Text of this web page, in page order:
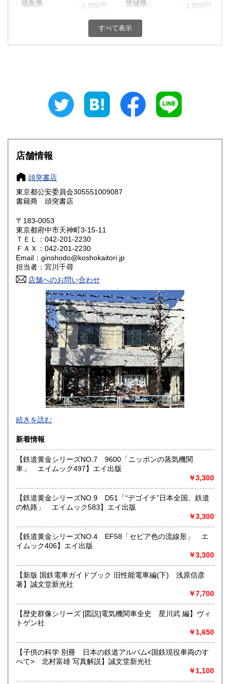
福島県 1,800円 茨城県 1,800円
1,800円 群馬県
埼玉県 千葉県
1,800円 富山県
1,800円 福井県
1,800円 1,800円
岐阜県
愛知県
滋賀県
大阪府 1,800円
奈良県 1,800円
鳥取県
1,800円 広島県
1,800円 徳島県
1,800円 愛媛県
1,800円 福岡県
1,800円 長崎県
1,800円 大分県
宮崎県
0円
すべて表示
店舗情報
頭突書店
東京都公安委員会305551009087
書籍商 頭突書店
〒183-0053
東京都府中市天神町3-15-11
ＴＥＬ：042-201-2230
ＦＡＸ：042-201-2230
Email：ginshodo@koshokaitori.jp
担当者：宮川千尋
店舗へのお問い合わせ
東京都では「銀装堂」として営業しております。
基本的には同じ書店となります。
★★ご質問、ご要望はご注文前にお問合せ下さい。★★
★★電話・FAXでの在庫、状態確認及びご注文には対応しま
せん。
すべての方にメールでのお問い合わせを御案内してい
★★メールでのお問い合わせは、用件のみの場合スパムメー
ルと判断して返信いたしません。お名前もお願いいたしま
沿線名：★★電話・FAXでの在庫、状態確認及びご注文には
対応しません。お電話を頂いてもすべての方にメールでのお
営業時間：(平日)10:00-17:00
定休日：土日祝休/臨時休業有
★出張買取・郵送買取(※要事前相談)致します。
お気軽にご相談ください。
取り扱い分野
近代文献、趣味、サブカルチャー、古書一般（その他）
続きを読む
新着情報
【鉄道黄金シリーズNO.7 9600「ニッポンの蒸気機関
車」 エイムック497】エイ出版
￥3,300
【鉄道黄金シリーズNO.9 D51「“デゴイチ”日本全国、鉄道
の軌路」 エイムック583】エイ出版
￥3,300
【鉄道黄金シリーズNO.4 EF58「セピア色の流線形」 エ
イムック406】エイ出版
￥3,300
【新版 国鉄電車ガイドブック 旧性能電車編(下) 浅原信彦
著】誠文堂新光社
￥7,700
【歴史群像シリーズ [図説]電気機関車全史 星川武 編】ヴィ
トゲン社
￥1,650
【子供の科学 別冊 日本の鉄道アルバム<国鉄現役車両のす
べて> 北村富雄 写真解説】誠文堂新光社
￥1,100